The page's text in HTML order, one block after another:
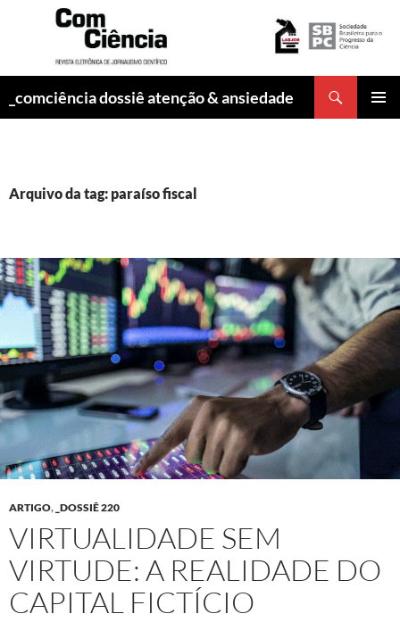
_comciência dossiê atenção & ansiedade
Arquivo da tag: paraíso fiscal
ARTIGO, _DOSSIÊ 220
VIRTUALIDADE SEM
VIRTUDE: A REALIDADE DO
CAPITAL FICTÍCIO